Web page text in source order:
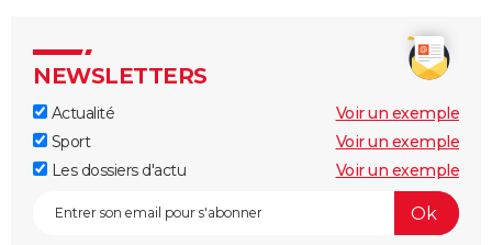
NEWSLETTERS
Actualité
Voir un exemple
Sport
Voir un exemple
Les dossiers d'actu
Voir un exemple